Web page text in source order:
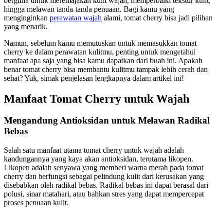
hingga melawan tanda-tanda penuaan. Bagi kamu yang
menginginkan perawatan wajah alami, tomat cherry bisa jadi pilihan
yang menarik.
Namun, sebelum kamu memutuskan untuk memasukkan tomat
cherry ke dalam perawatan kulitmu, penting untuk mengetahui
manfaat apa saja yang bisa kamu dapatkan dari buah ini. Apakah
benar tomat cherry bisa membantu kulitmu tampak lebih cerah dan
sehat? Yuk, simak penjelasan lengkapnya dalam artikel ini!
Manfaat Tomat Cherry untuk Wajah
Mengandung Antioksidan untuk Melawan Radikal
Bebas
Salah satu manfaat utama tomat cherry untuk wajah adalah
kandungannya yang kaya akan antioksidan, terutama likopen.
Likopen adalah senyawa yang memberi warna merah pada tomat
cherry dan berfungsi sebagai pelindung kulit dari kerusakan yang
disebabkan oleh radikal bebas. Radikal bebas ini dapat berasal dari
polusi, sinar matahari, atau bahkan stres yang dapat mempercepat
proses penuaan kulit.